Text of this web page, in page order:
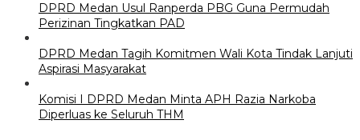
DPRD Medan Usul Ranperda PBG Guna Permudah
Perizinan Tingkatkan PAD
DPRD Medan Tagih Komitmen Wali Kota Tindak Lanjuti
Aspirasi Masyarakat
Komisi I DPRD Medan Minta APH Razia Narkoba
Diperluas ke Seluruh THM